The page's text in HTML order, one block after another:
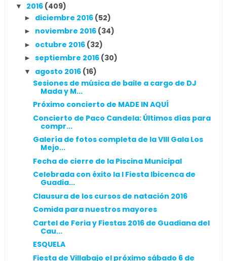
▼ 2016 (409)
► diciembre 2016 (52)
► noviembre 2016 (34)
► octubre 2016 (32)
► septiembre 2016 (30)
▼ agosto 2016 (16)
Sesiones de música de baile a cargo de DJ
Mada y M...
Próximo concierto de MADE IN AQUÍ
Concierto de Paco Candela: Últimos días para
compr...
Galería de fotos completa de la VIII Gala Los
Mejo...
Fecha de cierre de la Piscina Municipal
Celebrada con éxito la I Fiesta Ibicenca de
Guadia...
Clausura de los cursos de natación 2016
Comida para nuestros mayores
Cartel de Feria y Fiestas 2016 de Guadiana del
Cau...
ESQUELA
Fiesta de Villabajo el próximo sábado 6 de